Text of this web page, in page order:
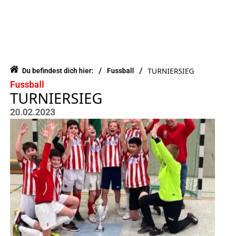
Du befindest dich hier: / Fussball / TURNIERSIEG
Fussball
TURNIERSIEG
20.02.2023